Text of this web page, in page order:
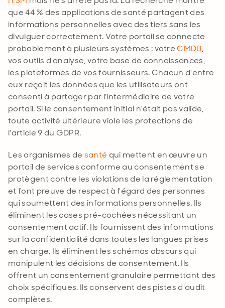
que 44 % des applications de santé partagent des
informations personnelles avec des tiers sans les
divulguer correctement. Votre portail se connecte
probablement à plusieurs systèmes : votreCMDB,
vos outils d'analyse, votre base de connaissances,
les plateformes de vos fournisseurs. Chacun d'entre
eux reçoit les données que les utilisateurs ont
consenti à partager par l'intermédiaire de votre
portail. Si le consentement initial n'était pas valide,
toute activité ultérieure viole les protections de
l'article 9 du GDPR.
Les organismes de santé qui mettent en œuvre un
portail de services conforme au consentement se
protègent contre les violations de la réglementation
et font preuve de respect à l'égard des personnes
qui soumettent des informations personnelles. Ils
éliminent les cases pré-cochées nécessitant un
consentement actif. Ils fournissent des informations
sur la confidentialité dans toutes les langues prises
en charge. Ils éliminent les schémas obscurs qui
manipulent les décisions de consentement. Ils
offrent un consentement granulaire permettant des
choix spécifiques. Ils conservent des pistes d'audit
complètes.